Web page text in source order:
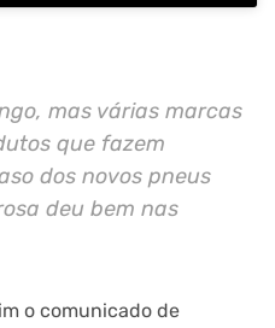
mas várias marcas
que fazem
dos novos pneus
deu bem nas
o comunicado de